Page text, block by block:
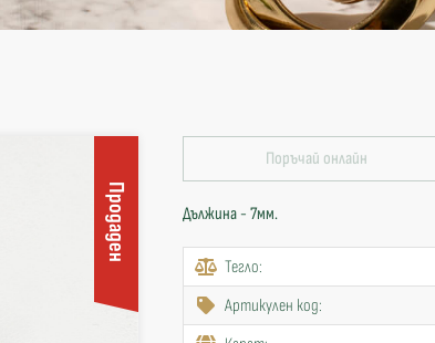
Продаден
Поръчай онлайн
Дължина - 7мм.
Тегло:
Артикулен код: